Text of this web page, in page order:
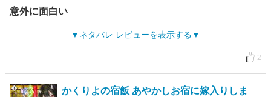
意外に面白い
ネタバレ レビューを表示する
2
かくりよの宿飯 あやかしお宿に嫁入りしま